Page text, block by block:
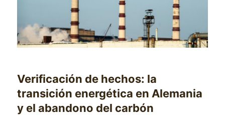
Verificación de hechos: la
transición energética en Alemania
y el abandono del carbón